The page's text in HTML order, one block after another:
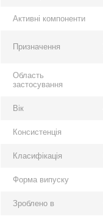
Активні компоненти
Призначення
Область
застосування
Вік
Консистенція
Класифікація
Форма випуску
Зроблено в